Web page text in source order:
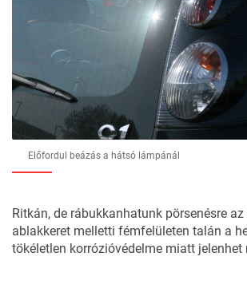
Előfordul beázás a hátsó lámpánál
Ritkán, de rábukkanhatunk pörsenésre
ablakkeret melletti fémfelületen talán a
tökéletlen korrózióvédelme miatt jelenhet